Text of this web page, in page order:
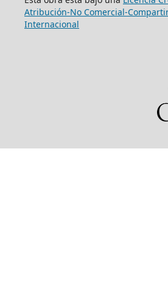
Atribución-No Comercial-
Internacional